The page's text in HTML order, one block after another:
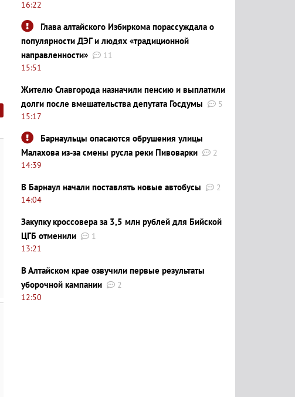
16:22
Глава алтайского Избиркома порассуждала о
популярности ДЭГ и людях «традиционной
направленности»
11
15:51
Жителю Славгорода назначили пенсию и выплатили
долги после вмешательства депутата Госдумы
5
15:17
Барнаульцы опасаются обрушения улицы
Малахова из-за смены русла реки Пивоварки
2
14:39
В Барнаул начали поставлять новые автобусы
2
14:04
Закупку кроссовера за 3,5 млн рублей для Бийской
ЦГБ отменили
1
13:21
В Алтайском крае озвучили первые результаты
уборочной кампании
2
12:50